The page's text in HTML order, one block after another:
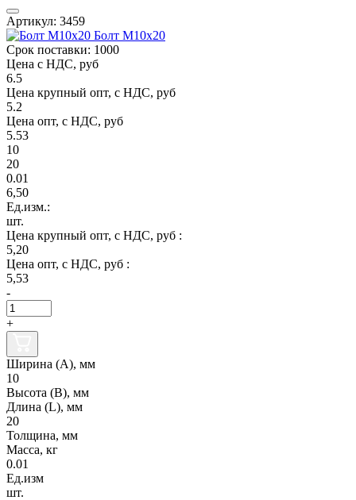
Артикул: 3459
Болт М10х20
Срок поставки: 1000
Цена с НДС, руб
6.5
Цена крупный опт, с НДС, руб
5.2
Цена опт, с НДС, руб
5.53
10
20
0.01
6,50
Ед.изм.:
шт.
Цена крупный опт, с НДС, руб :
5,20
Цена опт, с НДС, руб :
5,53
-
+
Ширина (А), мм
10
Высота (В), мм
Длина (L), мм
20
Толщина, мм
Масса, кг
0.01
Ед.изм
шт.